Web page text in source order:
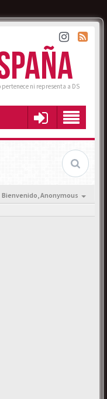
ni representa a DS
Bienvenido,Anonymous